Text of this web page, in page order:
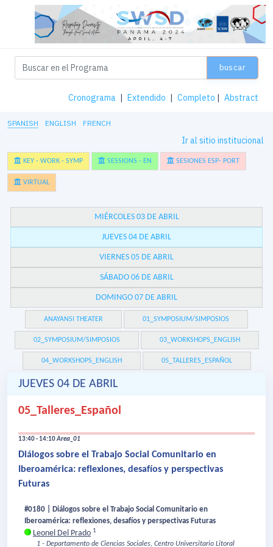
buscar
Cronograma | Extendido | Completo | Abstract
SPANISH ENGLISH FRENCH
Ir al sitio institucional
KEY - WORK - SYMP SESSIONS - EN SESIONES ESP- PORT
VIRTUAL
MIÉRCOLES 03 DE ABRIL
JUEVES 04 DE ABRIL
VIERNES 05 DE ABRIL
SÁBADO 06 DE ABRIL
DOMINGO 07 DE ABRIL
ANAYANSI THEATER 01_SYMPOSIUM/SIMPOSIOS
02_SYMPOSIUM/SIMPOSIOS 03_WORKSHOPS_ENGLISH
04_WORKSHOPS_ENGLISH 05_TALLERES_ESPAÑOL
JUEVES 04 DE ABRIL
05_Talleres_Español
13:40 - 14:10Area_01
Diálogos sobre el Trabajo Social Comunitario en
Iberoamérica: reflexiones, desafíos y perspectivas
Futuras
#0180 | Diálogos sobre el Trabajo Social Comunitario en
Iberoamérica: reflexiones, desafíos y perspectivas Futuras
Leonel Del Prado 1
1 - Departamento de Ciencias Sociales, Centro Universitario Litoral